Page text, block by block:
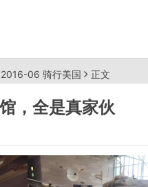
2016-06 骑行美国 正文
，全是真家伙